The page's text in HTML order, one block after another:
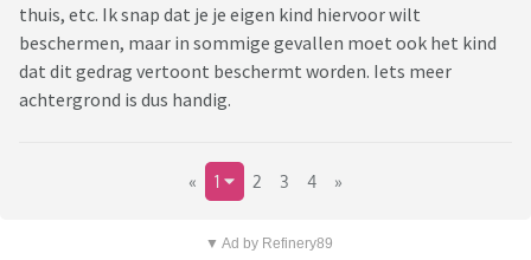
thuis, etc. Ik snap dat je je eigen kind hiervoor wilt
beschermen, maar in sommige gevallen moet ook het kind
dat dit gedrag vertoont beschermt worden. Iets meer
achtergrond is dus handig.
« 1 2 3 4 »
▼ Ad by Refinery89